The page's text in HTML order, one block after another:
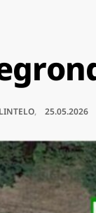
25.05.2026